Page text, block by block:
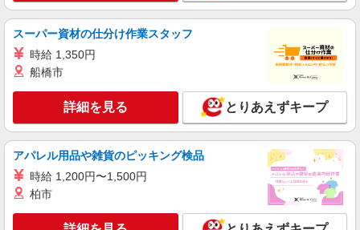
株式会社kotrio /●SW-H1-1981059
東十条駅＊看護助手＊日払いOK！推し活の軍
通費全支給(ガソリン代含む)＞
キープ 詳細を見る
派遣社員
＜王子駅＞元気も、プライベートも諦めない＊
スーパー資材の仕分け作業スタッフ
時給 1,350円
船橋市
詳細を見る とりあえずキープ
アパレル用品や雑貨のピッキング検品
時給 1,200円〜1,500円
柏市